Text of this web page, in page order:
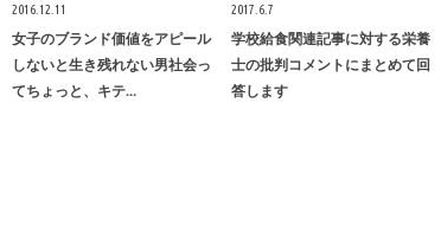
2016.12.11
女子のブランド価値をアピール
しないと生き残れない男社会っ
てちょっと、キテ…
2017.6.7
学校給食関連記事に対する栄養
士の批判コメントにまとめて回
答します